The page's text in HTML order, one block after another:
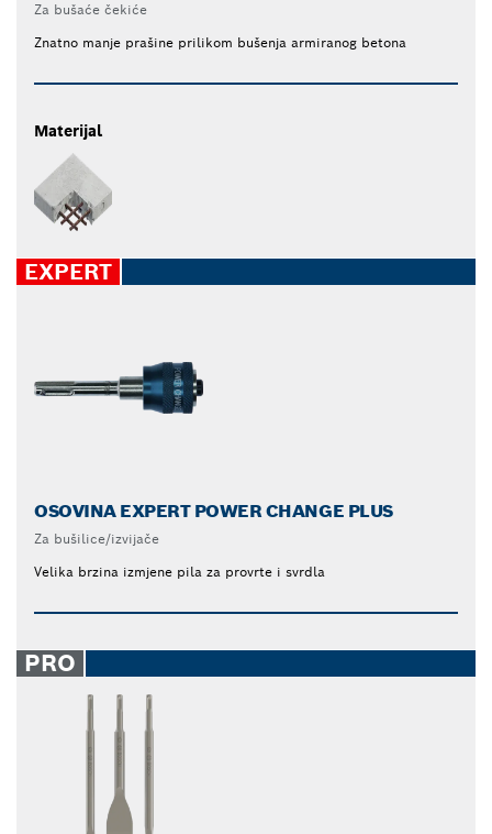
Za bušaće čekiće
Znatno manje prašine prilikom bušenja armiranog betona
Materijal
EXPERT
OSOVINA EXPERT POWER CHANGE PLUS
Za bušilice/izvijače
Velika brzina izmjene pila za provrte i svrdla
PRO